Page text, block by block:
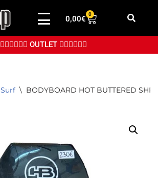
0,00€
0
👉🏼👉🏼👉🏼 OUTLET 👈🏼👈🏼👈🏼
Surf \ BODYBOARD HOT BUTTERED